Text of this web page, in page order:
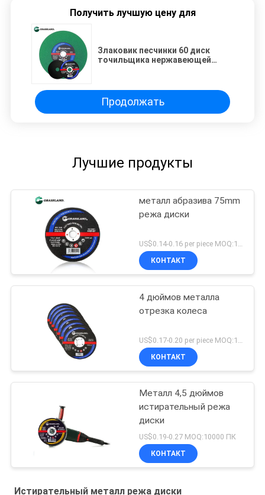
Получить лучшую цену для
Злаковик песчинки 60 диск
точильщика нержавеющей
Продолжать
Лучшие продукты
металл абразива 75mm
режа диски
US$0.14-0.16 per piece MOQ:10000
КОНТАКТ
4 дюймов металла
отрезка колеса
US$0.17-0.20 per piece MOQ:10000
КОНТАКТ
Металл 4,5 дюймов
истирательный режа
диски
US$0.19-0.27 MOQ:10000 ПК
КОНТАКТ
Истирательный металл режа диски